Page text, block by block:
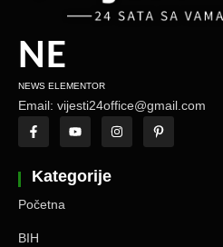
NE
NEWS ELEMENTOR
Email: vijesti24office@gmail.com
Kategorije
Početna
BIH